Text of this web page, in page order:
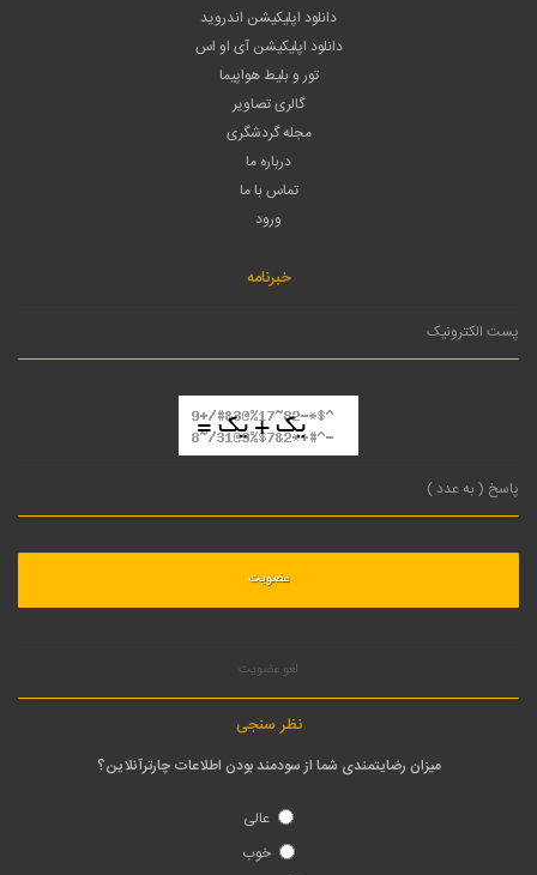
دانلود اپلیکیشن اندروید
دانلود اپلیکیشن آی او اس
تور و بلیط هواپیما
گالری تصاویر
مجله گردشگری
درباره ما
تماس با ما
ورود
خبرنامه
لغو عضویت
نظر سنجی
میزان رضایتمندی شما از سودمند بودن اطلاعات چارترآنلاین؟
عالی
خوب